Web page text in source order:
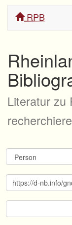
RPB
Literatur zu